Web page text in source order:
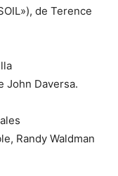
de Terence
John Daversa.
Randy Waldman